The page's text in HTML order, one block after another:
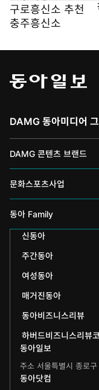
DAMG 동아미디어
DAMG 콘텐츠 브랜드
채널A
스포츠동아
어린이동아
에듀동아
어린이과학동아
수학동아
어린이수학동아
문화스포츠사업
동아 신춘문예
동아국악콩쿠르
동아뮤지컬콩쿠르
동아무용콩쿠르
동아주니어음악콩쿠르
동아주니어국악콩쿠르
동아 Family
인촌기념회
신문박물관
화정평화재단
하서학술재단
신동아
주간동아
여성동아
매거진동아
동아비즈니스리뷰
하버드비즈니스리뷰
동아일보
주소 서울특별시 종로
동아닷컴